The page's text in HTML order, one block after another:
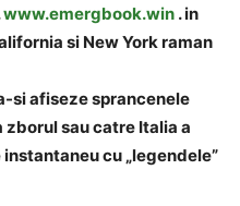
www.emergbook.win . in
si New York raman
si afiseze sprancenele
sau catre Italia a
cu „legendele”